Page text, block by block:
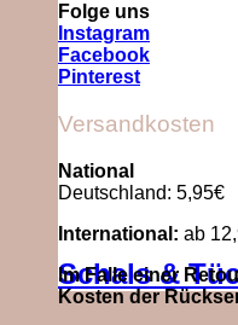
Schals &
Folge uns
Instagram
Facebook
Pinterest
Versandkosten
National
Deutschland: 5,95€
International: ab
Im Falle einer
Kosten der